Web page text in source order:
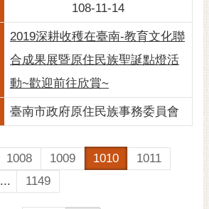
108-11-14
2019深耕收穫在臺南-教育文化聯
合成果展暨原住民族聖誕點燈活
動~歡迎前往欣賞~
臺南市政府原住民族事務委員會
1008 1009 1010
1011
... 1149